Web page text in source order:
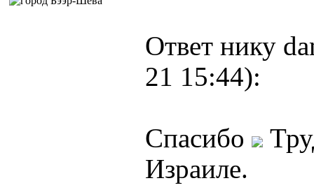
Ответ нику
21 15:44):
Спасибо
Израиле.